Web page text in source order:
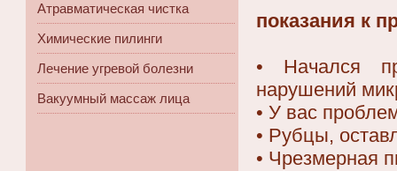
Атравматическая чистка
Химические пилинги
Лечение угревой болезни
Вакуумный массаж лица
показания к
• Начался
нарушений
• У вас
• Рубцы,
• Чрезмерная